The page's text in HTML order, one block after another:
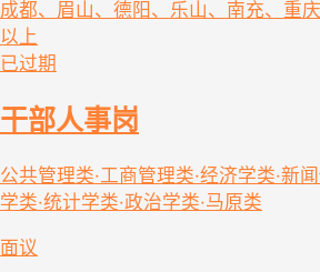
成都、眉山、德阳、乐山、南充、重
以上
已过期
干部人事岗
公共管理类·工商管理类·经济学类·新
学类·统计学类·政治学类·马原类
面议